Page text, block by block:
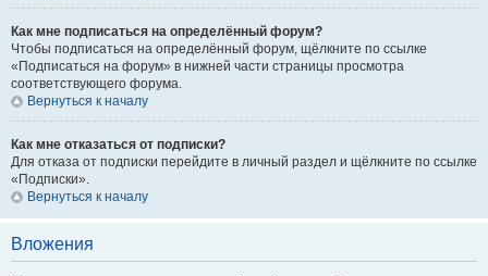
Как мне подписаться на определённый форум?
Чтобы подписаться на определённый форум, щёлкните по ссылке
«Подписаться на форум» в нижней части страницы просмотра
соответствующего форума.
Вернуться к началу
Как мне отказаться от подписки?
Для отказа от подписки перейдите в личный раздел и щёлкните по ссылке
«Подписки».
Вернуться к началу
Вложения